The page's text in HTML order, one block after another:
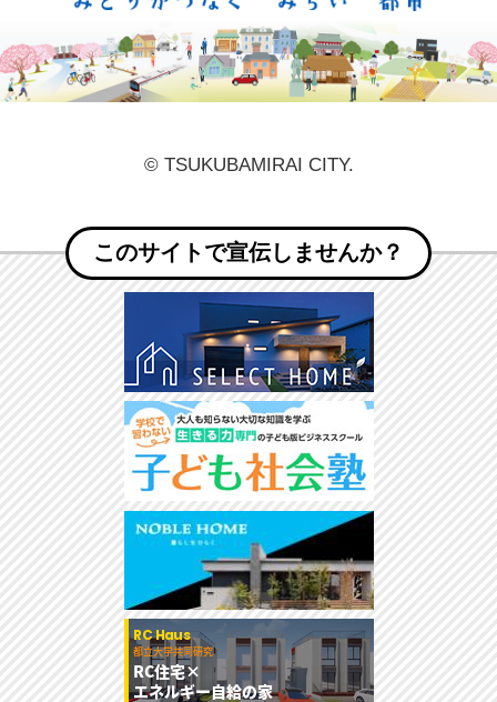
© TSUKUBAMIRAI CITY.
このサイトで宣伝しませんか？